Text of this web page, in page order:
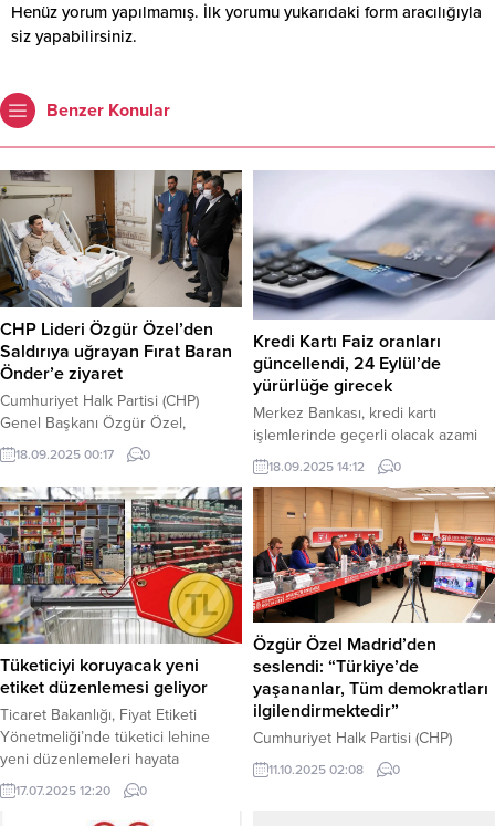
Henüz yorum yapılmamış. İlk yorumu yukarıdaki form aracılığıyla
siz yapabilirsiniz.
Benzer Konular
CHP Lideri Özgür Özel’den
Saldırıya uğrayan Fırat Baran
Önder’e ziyaret
Cumhuriyet Halk Partisi (CHP)
Genel Başkanı Özgür Özel,
Saraçhane’deki eylem sonrası
bıçaklı saldırıya uğrayan ve
geçtiğimiz günlerde kalp ameliyatı
geçiren Fırat Baran Önder’i
hastanede ziyaret etti. Haber
Merkezi – CHP Lideri Özel, tedavi
süreci devam eden Fırat Baran
Önder’i Başakşehir Çam ve Sakura
Şehir Hastanesi’ndeki odasında
ziyaret ederek geçmiş olsun...
18.09.2025 00:17 0
Kredi Kartı Faiz oranları
güncellendi, 24 Eylül’de
yürürlüğe girecek
Merkez Bankası, kredi kartı
işlemlerinde geçerli olacak azami
faiz oranlarını güncelledi. Resmî
Gazete’de yayımlanan tebliğe göre,
TL cinsinden kredi kartı
işlemlerinde aylık azami akdi faiz
oranı yüzde 4,75’ten yüzde 4,5’e
düşürüldü. Yeni oranlar 24 Eylül’de
yürürlüğe girecek. Haber Merkezi
– Türkiye Cumhuriyet Merkez
Bankası’nın aldığı kararla bugünkü
Resmi Gazete’de yayımlanan...
18.09.2025 14:12 0
Tüketiciyi koruyacak yeni
etiket düzenlemesi geliyor
Ticaret Bakanlığı, Fiyat Etiketi
Yönetmeliği’nde tüketici lehine
yeni düzenlemeleri hayata
geçireceğini duyurdu. Bakanlık,
6502 sayılı Tüketicinin Korunması
17.07.2025 12:20 0
Özgür Özel Madrid’den
seslendi: “Türkiye’de
yaşananlar, Tüm demokratları
ilgilendirmektedir”
Cumhuriyet Halk Partisi (CHP)
Genel Başkanı Özgür Özel,
İspanya’nın başkenti Madrid’de
11.10.2025 02:08 0